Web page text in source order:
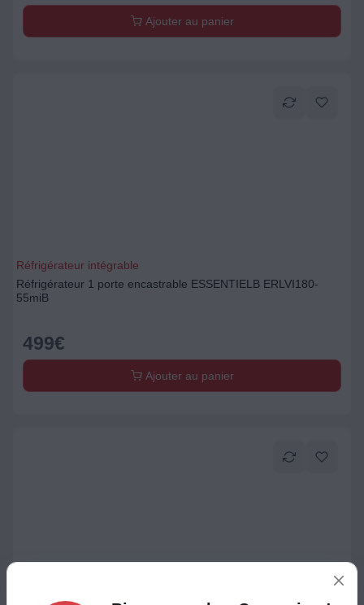
Ajouter au panier
Réfrigérateur intégrable
Réfrigérateur 1 porte encastrable ESSENTIELB ERLVI180-
55miB
499€
Ajouter au panier